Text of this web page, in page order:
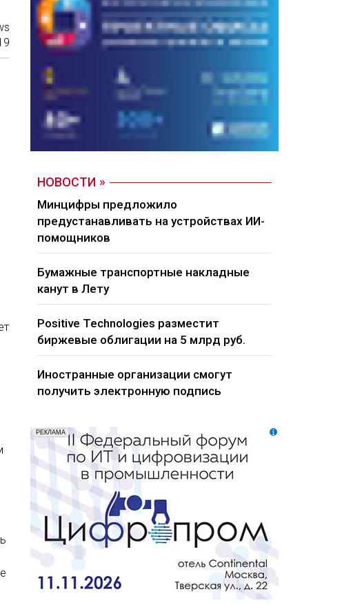
НОВОСТИ
Минцифры предложило
предустанавливать на устройствах ИИ-
помощников
Бумажные транспортные накладные
канут в Лету
Positive Technologies разместит
биржевые облигации на 5 млрд руб.
Иностранные организации смогут
получить электронную подпись